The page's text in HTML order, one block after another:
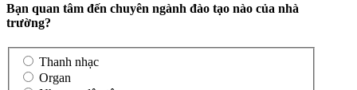
Bạn quan tâm đến chuyên ngành đào tạo nào của nhà
trường?
Thanh nhạc
Organ